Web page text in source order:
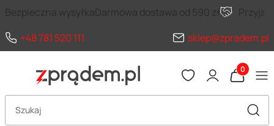
Bezpieczna wysyłkaDarmowa dostawa od 590 zł
+48 781 520 111
sklep@zpradem.pl
Produkty
Otwórz wyszukiwarkę